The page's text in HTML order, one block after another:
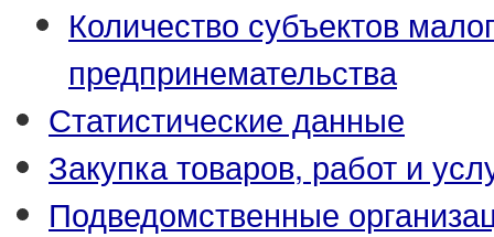
Количество субъектов
предпринемательства
Статистические данные
Закупка товаров, работ и
Подведомственные